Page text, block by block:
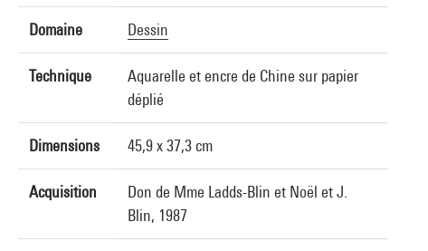
Domaine Dessin
Technique
Aquarelle et encre de Chine sur papier
déplié
Dimensions 45,9 x 37,3 cm
Acquisition
Don de Mme Ladds-Blin et Noël et J.
Blin, 1987